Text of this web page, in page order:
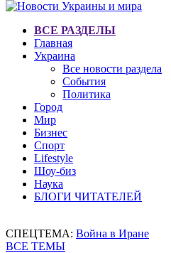
ВСЕ РАЗДЕЛЫ
Главная
Украина
Все новости раздела
События
Политика
Город
Мир
Бизнес
Спорт
Lifestyle
Шоу-биз
Наука
БЛОГИ ЧИТАТЕЛЕЙ
СПЕЦТЕМА: Война в Иране
ВСЕ ТЕМЫ